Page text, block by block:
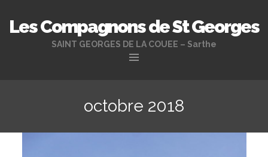
Les Compagnons de St Georges
SAINT GEORGES DE LA COUEE – Sarthe
contenu
octobre 2018